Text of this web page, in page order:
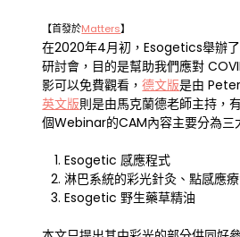
【首發於Matters】
在2020年4月初，Esogetics舉辦
研討會，目的是幫助我們應對
影可以免費觀看，德文版是由
英文版則是由馬克蘭德老師主持，
個Webinar的CAM內容主要分為三
Esogetic 感應程式
淋巴系統的彩光針灸、點感應
Esogetic 野生藥草精油